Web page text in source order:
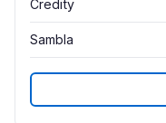
Credity
Sambla